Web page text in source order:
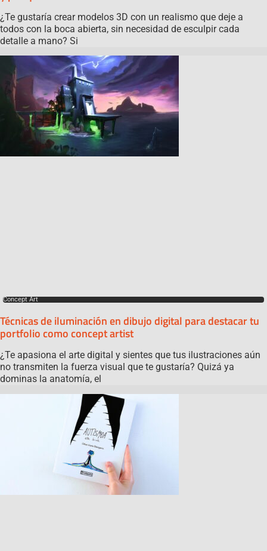
¿Te gustaría crear modelos 3D con un realismo que deje a
todos con la boca abierta, sin necesidad de esculpir cada
detalle a mano? Si
Concept Art
Técnicas de iluminación en dibujo digital para destacar tu
portfolio como concept artist
¿Te apasiona el arte digital y sientes que tus ilustraciones aún
no transmiten la fuerza visual que te gustaría? Quizá ya
dominas la anatomía, el